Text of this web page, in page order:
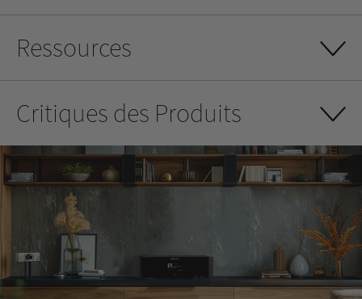
Ressources
Critiques des Produits